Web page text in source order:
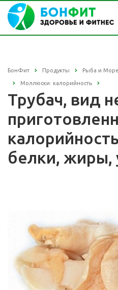
БонФит Продукты Рыба и
Моллюски: калорийность
Трубач, вид
белки, жиры,